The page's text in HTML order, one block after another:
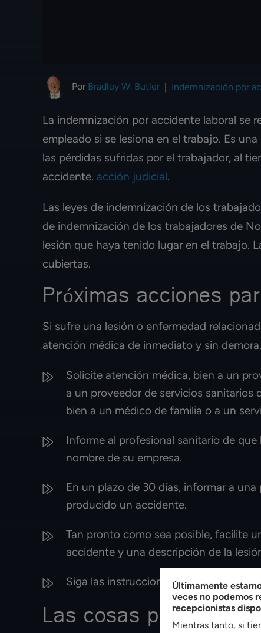
Por Bradley W. Butler Indemnización por
La indemnización por accidente laboral se
empleado si se lesiona en el trabajo. Es
las pérdidas sufridas por el trabajador, al
accidente. acción judicial.
Las leyes de indemnización de los
de indemnización de los trabajadores de
lesión que haya tenido lugar en el trabajo.
cubiertas.
Próximas acciones
Si sufre una lesión o enfermedad
atención médica de inmediato y sin demora.
Solicite atención médica, bien a un
a un proveedor de servicios sanitarios
bien a un médico de familia o a un
Informe al profesional sanitario de
nombre de su empresa.
En un plazo de 30 días, informar a
producido un accidente.
Tan pronto como sea posible, facilite
accidente y una descripción de la
Siga las instrucciones del médico de
Las cosas pueden ir
Últimamente
veces no podemos
recepcionistas
Mientras tanto, si